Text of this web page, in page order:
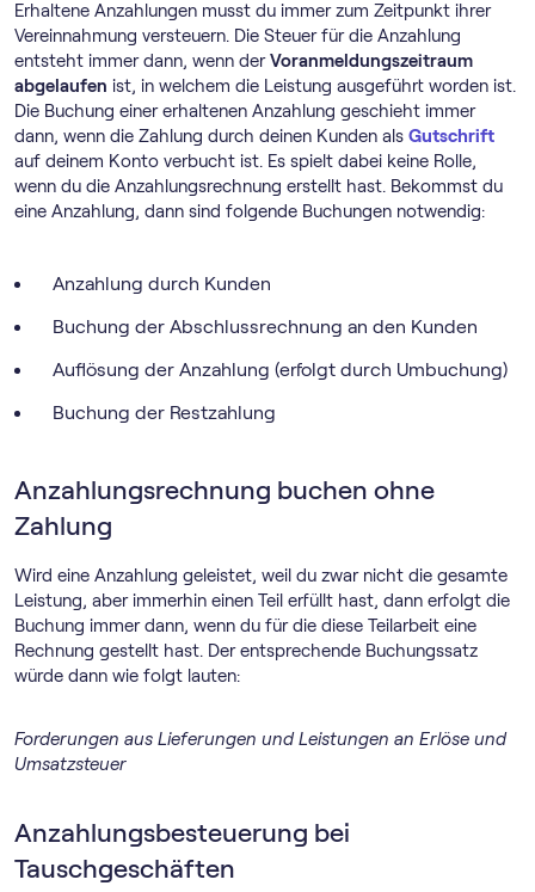
Erhaltene Anzahlungen musst du immer zum Zeitpunkt ihrer
Vereinnahmung versteuern. Die Steuer für die Anzahlung
entsteht immer dann, wenn derVoranmeldungszeitraum
abgelaufen ist, in welchem die Leistung ausgeführt worden ist.
Die Buchung einer erhaltenen Anzahlung geschieht immer
dann, wenn die Zahlung durch deinen Kunden als Gutschrift
auf deinem Konto verbucht ist. Es spielt dabei keine Rolle,
wenn du die Anzahlungsrechnung erstellt hast. Bekommst du
eine Anzahlung, dann sind folgende Buchungen notwendig:
Anzahlung durch Kunden
Buchung der Abschlussrechnung an den Kunden
Auflösung der Anzahlung (erfolgt durch Umbuchung)
Buchung der Restzahlung
Anzahlungsrechnung buchen ohne
Zahlung
Wird eine Anzahlung geleistet, weil du zwar nicht die gesamte
Leistung, aber immerhin einen Teil erfüllt hast, dann erfolgt die
Buchung immer dann, wenn du für die diese Teilarbeit eine
Rechnung gestellt hast. Der entsprechende Buchungssatz
würde dann wie folgt lauten:
Forderungen aus Lieferungen und Leistungen an Erlöse und
Umsatzsteuer
Anzahlungsbesteuerung bei
Tauschgeschäften